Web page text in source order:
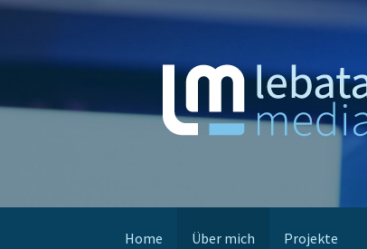
Zum
springen
Home Über mich Projekte